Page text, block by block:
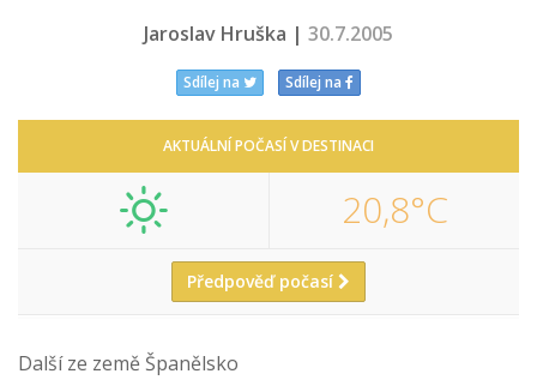
Jaroslav Hruška | 30.7.2005
Sdílej na Sdílej na
AKTUÁLNÍ POČASÍ V DESTINACI
20,8°C
Předpověď počasí
Další ze země Španělsko